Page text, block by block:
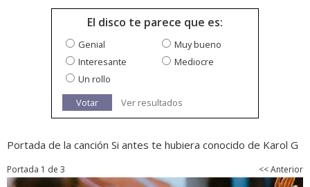
El disco te parece que es:
Genial
Muy bueno
Interesante
Mediocre
Un rollo
Votar
Ver resultados
Portada de la canción Si antes te hubiera conocido de Karol G
Portada 1 de 3 << Anterior